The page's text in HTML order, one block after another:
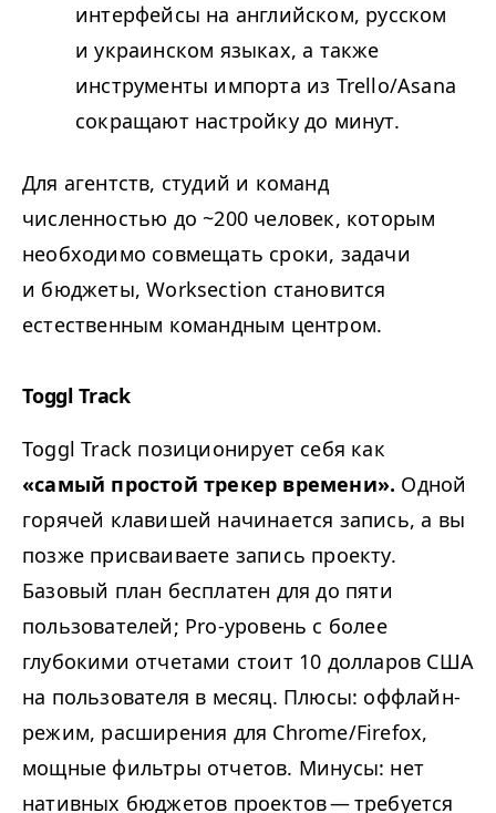
интерфейсы на английском, русском
и украинском языках, а также
инструменты импорта из Trello/​Asana
сокращают настройку до минут.
Для агентств, студий и команд
численностью до ~200 человек, которым
необходимо совмещать сроки, задачи
и бюджеты, Worksection становится
естественным командным центром.
Toggl Track
Toggl Track позиционирует себя как
«самый простой трекер времени». Одной
горячей клавишей начинается запись, а вы
позже присваиваете запись проекту.
Базовый план бесплатен для до пяти
пользователей; Pro-уровень с более
глубокими отчетами стоит 10 долларов США
на пользователя в месяц. Плюсы: оффлайн-
режим, расширения для Chrome/​Firefox,
мощные фильтры отчетов. Минусы: нет
нативных бюджетов проектов — требуется